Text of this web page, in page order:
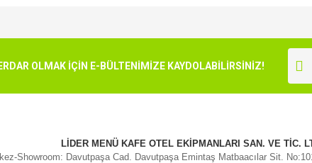
OLMAK İÇİN E-BÜLTENİMİZE KAYDOLABİLİRSİNİZ!
LİDER MENÜ KAFE OTEL EKİPMANLARI SAN. VE TİC.
Showroom: Davutpaşa Cad. Davutpaşa Emintaş Matbaacılar Sit.